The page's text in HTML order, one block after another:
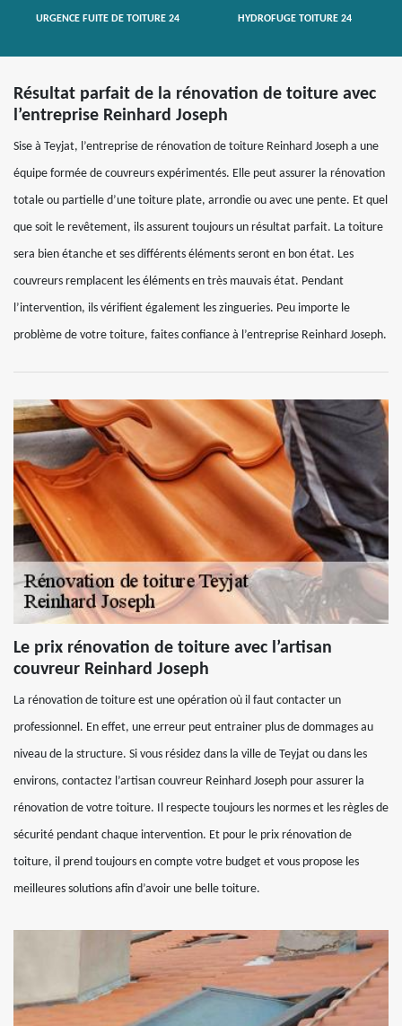
URGENCE FUITE DE TOITURE 24 HYDROFUGE TOITURE 24
Résultat parfait de la rénovation de toiture avec
l’entreprise Reinhard Joseph
Sise à Teyjat, l’entreprise de rénovation de toiture Reinhard Joseph a une
équipe formée de couvreurs expérimentés. Elle peut assurer la rénovation
totale ou partielle d’une toiture plate, arrondie ou avec une pente. Et quel
que soit le revêtement, ils assurent toujours un résultat parfait. La toiture
sera bien étanche et ses différents éléments seront en bon état. Les
couvreurs remplacent les éléments en très mauvais état. Pendant
l’intervention, ils vérifient également les zingueries. Peu importe le
problème de votre toiture, faites confiance à l’entreprise Reinhard Joseph.
Le prix rénovation de toiture avec l’artisan
couvreur Reinhard Joseph
La rénovation de toiture est une opération où il faut contacter un
professionnel. En effet, une erreur peut entrainer plus de dommages au
niveau de la structure. Si vous résidez dans la ville de Teyjat ou dans les
environs, contactez l’artisan couvreur Reinhard Joseph pour assurer la
rénovation de votre toiture. Il respecte toujours les normes et les règles de
sécurité pendant chaque intervention. Et pour le prix rénovation de
toiture, il prend toujours en compte votre budget et vous propose les
meilleures solutions afin d’avoir une belle toiture.